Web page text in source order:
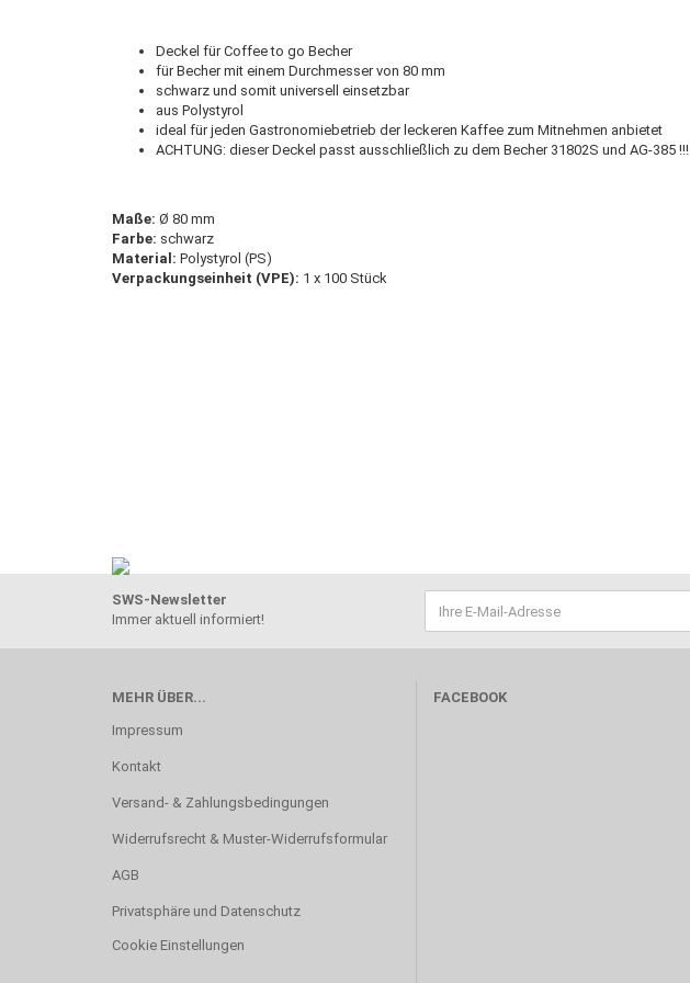
Deckel für Coffee to go Becher
für Becher mit einem Durchmesser von 80 mm
schwarz und somit universell einsetzbar
aus Polystyrol
ideal für jeden Gastronomiebetrieb der leckeren Kaffee zum Mitnehmen anbietet
ACHTUNG: dieser Deckel passt ausschließlich zu dem Becher 31802S und AG-385 !!!
Maße: Ø 80 mm
Farbe: schwarz
Material: Polystyrol (PS)
Verpackungseinheit (VPE): 1 x 100 Stück
SWS-Newsletter
Immer aktuell informiert!
MEHR ÜBER...
Impressum
Kontakt
Versand- & Zahlungsbedingungen
Widerrufsrecht & Muster-Widerrufsformular
AGB
Privatsphäre und Datenschutz
Cookie Einstellungen
FACEBOOK